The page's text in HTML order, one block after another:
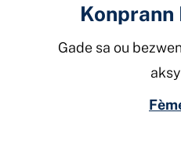
Konprann
Gade sa ou